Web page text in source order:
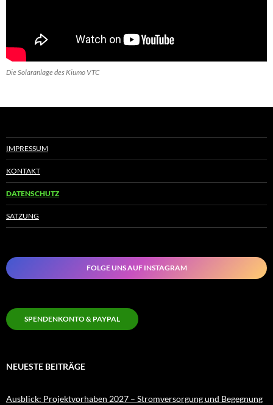
Die Solaranlage des Kiumo VTC
IMPRESSUM
KONTAKT
DATENSCHUTZ
SATZUNG
FOLGE UNS AUF INSTAGRAM
SPENDENKONTO & PAYPAL
NEUESTE BEITRÄGE
Ausblick: Projektvorhaben 2027 – Stromversorgung und Begegnung